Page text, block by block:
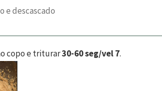
e descascado
copo e triturar30-60 seg/vel 7.